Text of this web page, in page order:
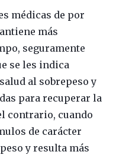
médicas de por
más
seguramente
se les indica
al sobrepeso y
para recuperar la
contrario, cuando
de carácter
y resulta más